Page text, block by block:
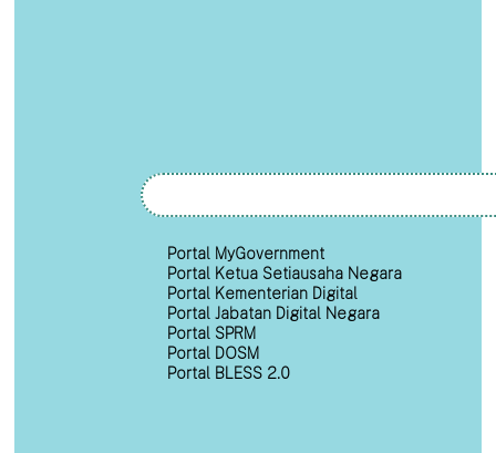
Portal MyGovernment
Portal Ketua Setiausaha Negara
Portal Kementerian Digital
Portal Jabatan Digital Negara
Portal SPRM
Portal DOSM
Portal BLESS 2.0